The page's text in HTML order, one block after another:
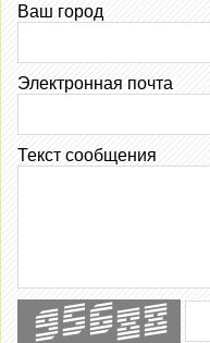
Ваш город
Электронная почта
Текст сообщения